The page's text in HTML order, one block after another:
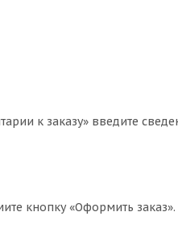
к заказу» введите
кнопку «Оформить заказ».